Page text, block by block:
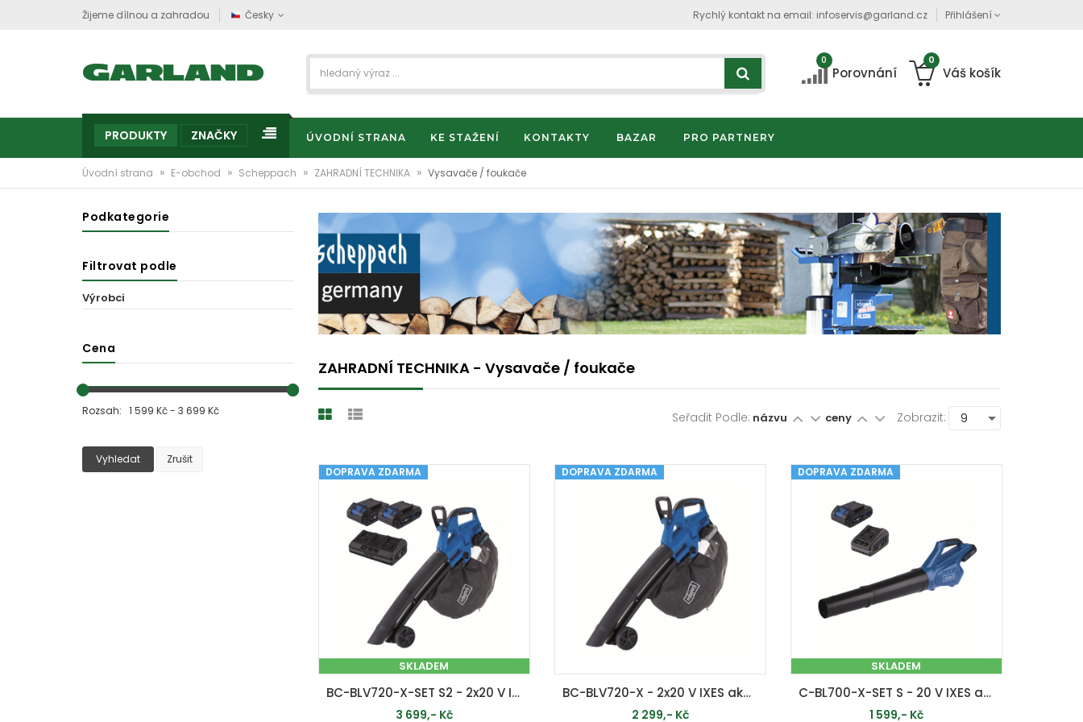
Žijeme dílnou a zahradou Česky Rychlý kontakt na email: infoservis@garland.cz Přihlášení
0
Porovnání
0
Váš košík
PRODUKTY ZNAČKY ÚVODNÍ STRANA KE STAŽENÍ KONTAKTY BAZAR PRO PARTNERY
Úvodní strana » E-obchod » Scheppach » ZAHRADNÍ TECHNIKA » Vysavače / foukače
ZAHRADNÍ TECHNIKA - Vysavače / foukače
Zobrazit:
Seřadit Podle: názvu ceny
DOPRAVA ZDARMA
SKLADEM
BC-BLV720-X-SET S2 - 2x20 V IXES aku vysavač/foukač 4v1 + 2x 2Ah baterie + duální nabíječka 2,4 A
3 699,- Kč
DOPRAVA ZDARMA
BC-BLV720-X - 2x20 V IXES aku vysavač/foukač 4v1 (bez baterie a nabíječky)
2 299,- Kč
DOPRAVA ZDARMA
SKLADEM
C-BL700-X-SET S - 20 V IXES aku foukač + 2Ah baterie + nabíječka 2,4 A
1 599,- Kč
Podkategorie
Filtrovat podle
Výrobci
Cena
Rozsah: 1 599 Kč - 3 699 Kč
Vyhledat Zrušit